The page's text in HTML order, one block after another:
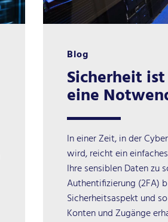
Blog
Sicherheit
eine
In einer Zeit, in der
wird, reicht ein
Ihre sensiblen Daten zu
Authentifizierung (2FA)
Sicherheitsaspekt und
Konten und Zugänge